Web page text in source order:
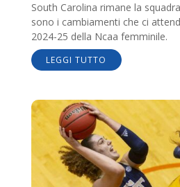
South Carolina rimane la
sono i cambiamenti che ci
2024-25 della Ncaa femminile.
LEGGI TUTTO